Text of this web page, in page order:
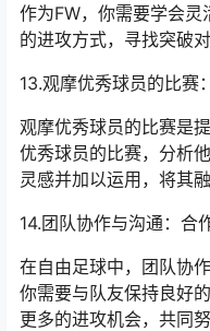
作为FW，你需要学会
的进攻方式，寻找突破
13.观摩优秀球员的比赛
观摩优秀球员的比赛是
优秀球员的比赛，分析
灵感并加以运用，将其
14.团队协作与沟通：合
在自由足球中，团队协
你需要与队友保持良好
更多的进攻机会，共同